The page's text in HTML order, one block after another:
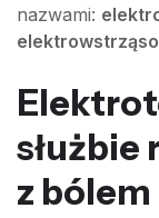
nazwami:
służbie
z bólem